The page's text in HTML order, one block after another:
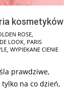
kosmetyków
ROSE
LOOK PARIS
WYPIEKANE CIENIE
prawdziwe,
na co dzień,